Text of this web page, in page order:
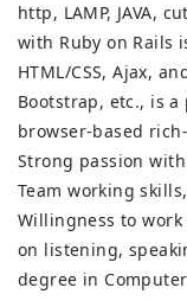
http, LAMP, JAVA,
with Ruby on Rails
HTML/CSS, Ajax,
Bootstrap, etc., is
browser-based
Strong passion
Team working
Willingness to
on listening,
degree in